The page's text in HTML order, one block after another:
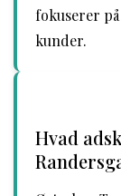
fokuserer
kunder.
Hvad